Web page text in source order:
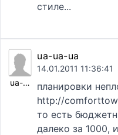
стиле...
ua-ua-ua
ua-ua-ua
14.01.2011 11:36:41
планировки
http://
то есть
далеко за 1000,